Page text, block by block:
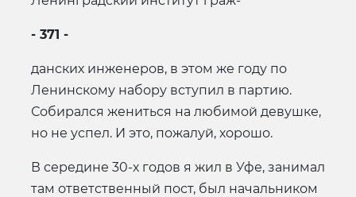
- 371 -
данских инженеров, в этом же году по
Ленинскому набору вступил в партию.
Собирался жениться на любимой девушке,
но не успел. И это, пожалуй, хорошо.
В середине 30-х годов я жил в Уфе, занимал
там ответственный пост, был начальником